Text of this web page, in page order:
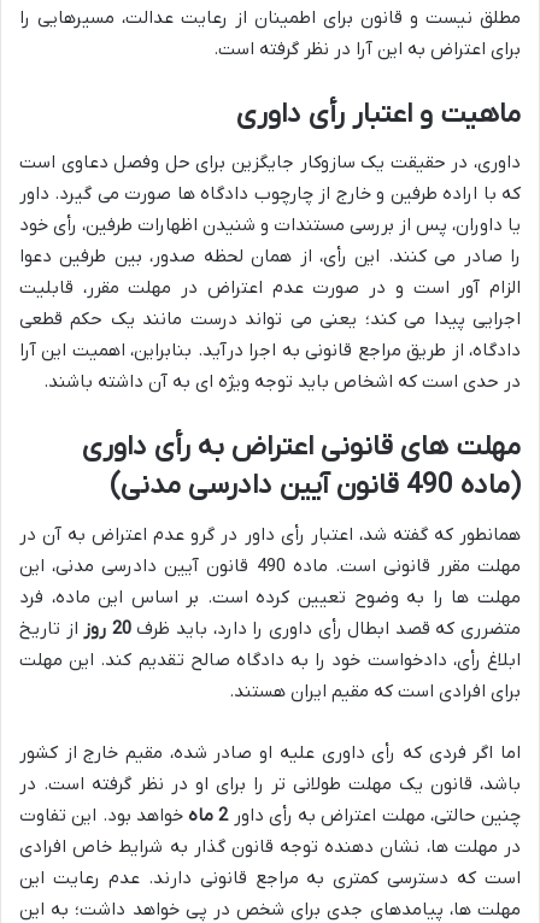
مطلق نیست و قانون برای اطمینان از رعایت عدالت، مسیرهایی را
برای اعتراض به این آرا در نظر گرفته است.
ماهیت و اعتبار رأی داوری
داوری، در حقیقت یک سازوکار جایگزین برای حل وفصل دعاوی است
که با اراده طرفین و خارج از چارچوب دادگاه ها صورت می گیرد. داور
یا داوران، پس از بررسی مستندات و شنیدن اظهارات طرفین، رأی خود
را صادر می کنند. این رأی، از همان لحظه صدور، بین طرفین دعوا
الزام آور است و در صورت عدم اعتراض در مهلت مقرر، قابلیت
اجرایی پیدا می کند؛ یعنی می تواند درست مانند یک حکم قطعی
دادگاه، از طریق مراجع قانونی به اجرا درآید. بنابراین، اهمیت این آرا
در حدی است که اشخاص باید توجه ویژه ای به آن داشته باشند.
مهلت های قانونی اعتراض به رأی داوری
(ماده 490 قانون آیین دادرسی مدنی)
همانطور که گفته شد، اعتبار رأی داور در گرو عدم اعتراض به آن در
مهلت مقرر قانونی است. ماده 490 قانون آیین دادرسی مدنی، این
مهلت ها را به وضوح تعیین کرده است. بر اساس این ماده، فرد
متضرری که قصد ابطال رأی داوری را دارد، باید ظرف20 روز
از تاریخ
ابلاغ رأی، دادخواست خود را به دادگاه صالح تقدیم کند. این مهلت
برای افرادی است که مقیم ایران هستند.
اما اگر فردی که رأی داوری علیه او صادر شده، مقیم خارج از کشور
باشد، قانون یک مهلت طولانی تر را برای او در نظر گرفته است. در
چنین حالتی، مهلت اعتراض به رأی داور2 ماه
خواهد بود. این تفاوت
در مهلت ها، نشان دهنده توجه قانون گذار به شرایط خاص افرادی
است که دسترسی کمتری به مراجع قانونی دارند. عدم رعایت این
مهلت ها، پیامدهای جدی برای شخص در پی خواهد داشت؛ به این